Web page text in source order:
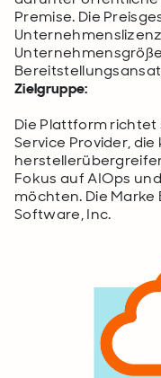
Premise. Die
Zielgruppe:
Die Plattform
Service Provider,
Fokus auf AIOps
möchten. Die Marke
Software, Inc.